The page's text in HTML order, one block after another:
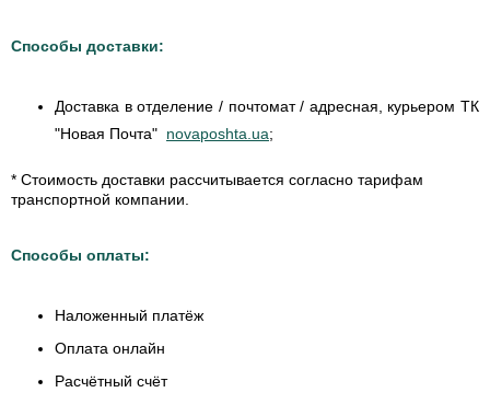
Способы доставки:
Доставка в отделение / почтомат / адресная, курьером ТК
"Новая Почта" novaposhta.ua;
* Стоимость доставки рассчитывается согласно тарифам
транспортной компании.
Способы оплаты:
Наложенный платёж
Оплата онлайн
Расчётный счёт